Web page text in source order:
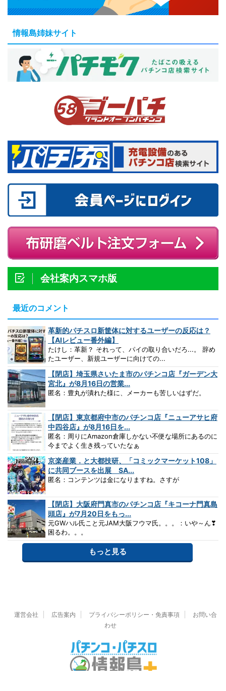
情報島姉妹サイト
会社案内スマホ版
最近のコメント
革新的パチスロ新筐体に対するユーザーの反応は？
【AIレビュー番外編】
たけし：革新？ それって、パイの取り合いだろ...。 辞め
たユーザー、新規ユーザーに向けての...
【閉店】埼玉県さいたま市のパチンコ店『ガーデン大
宮北』が8月16日の営業...
匿名：豊丸が潰れた様に、メーカーも苦しいはずだ。
【閉店】東京都府中市のパチンコ店『ニューアサヒ府
中四谷店』が8月16日を...
匿名：周りにAmazon倉庫しかない不便な場所にあるのに
今までよく生き残っていたなぁ
京楽産業．と大都技研、「コミックマーケット108」
に共同ブースを出展 SA...
匿名：コンテンツは金になりますね。さすが
【閉店】大阪府門真市のパチンコ店『キコーナ門真島
頭店』が7月20日をもっ...
元GWハル氏こと元JAM大阪フウマ氏。。。：いや～ん❣
困るわ。。。
もっと見る
運営会社 広告案内 プライバシーポリシー・免責事項
お問い合
わせ